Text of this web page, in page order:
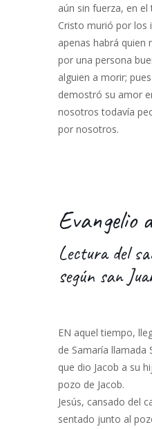
aún sin fuerza, en
Cristo murió por los
apenas habrá quien
por una persona
alguien a morir;
demostró su amor
nosotros todavía
por nosotros.
Evangelio
Lectura del
según san
EN aquel tiempo,
de Samaría llamada
que dio Jacob a su
pozo de Jacob.
Jesús, cansado del
sentado junto al